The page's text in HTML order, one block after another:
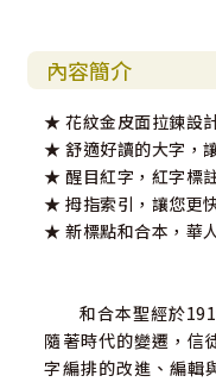
內容簡介
★ 花紋金皮面拉鍊設
★ 舒適好讀的大字，
★ 醒目紅字，紅字標
★ 拇指索引，讓您更
★ 新標點和合本，華
和合本聖經於1919
隨著時代的變遷，信
字編排的改進、編輯